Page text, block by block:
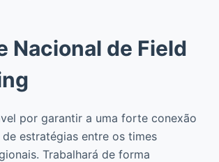
Nacional de Field
por garantir a uma forte conexão
estratégias entre os times
Trabalhará de forma